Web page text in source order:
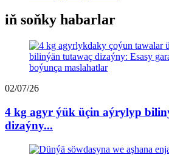
iň soňky habarlar
02/07/26
4 kg agyr ýük üçin aýrylyp
dizaýny...